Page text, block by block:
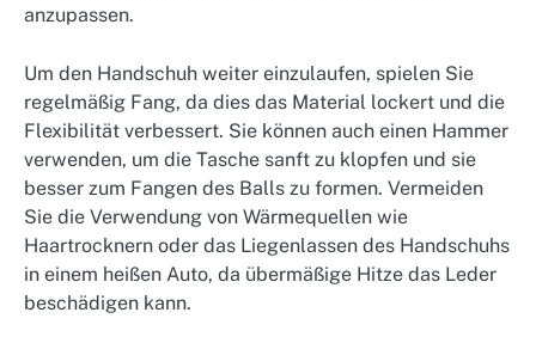
anzupassen.
Um den Handschuh weiter einzulaufen, spielen Sie
regelmäßig Fang, da dies das Material lockert und die
Flexibilität verbessert. Sie können auch einen Hammer
verwenden, um die Tasche sanft zu klopfen und sie
besser zum Fangen des Balls zu formen. Vermeiden
Sie die Verwendung von Wärmequellen wie
Haartrocknern oder das Liegenlassen des Handschuhs
in einem heißen Auto, da übermäßige Hitze das Leder
beschädigen kann.